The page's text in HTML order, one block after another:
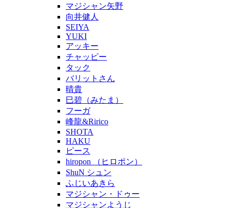
マジシャン矢野
向井健人
SEIYA
YUKI
アッキー
チャッピー
タック
バリットさん
晴貴
巳碧（みたま）
フーガ
峰龍&Ririco
SHOTA
HAKU
ピース
hiropon （ヒロポン）
ShuN シュン
ふじいあきら
マジシャン・ドゥー
マジシャンようじ